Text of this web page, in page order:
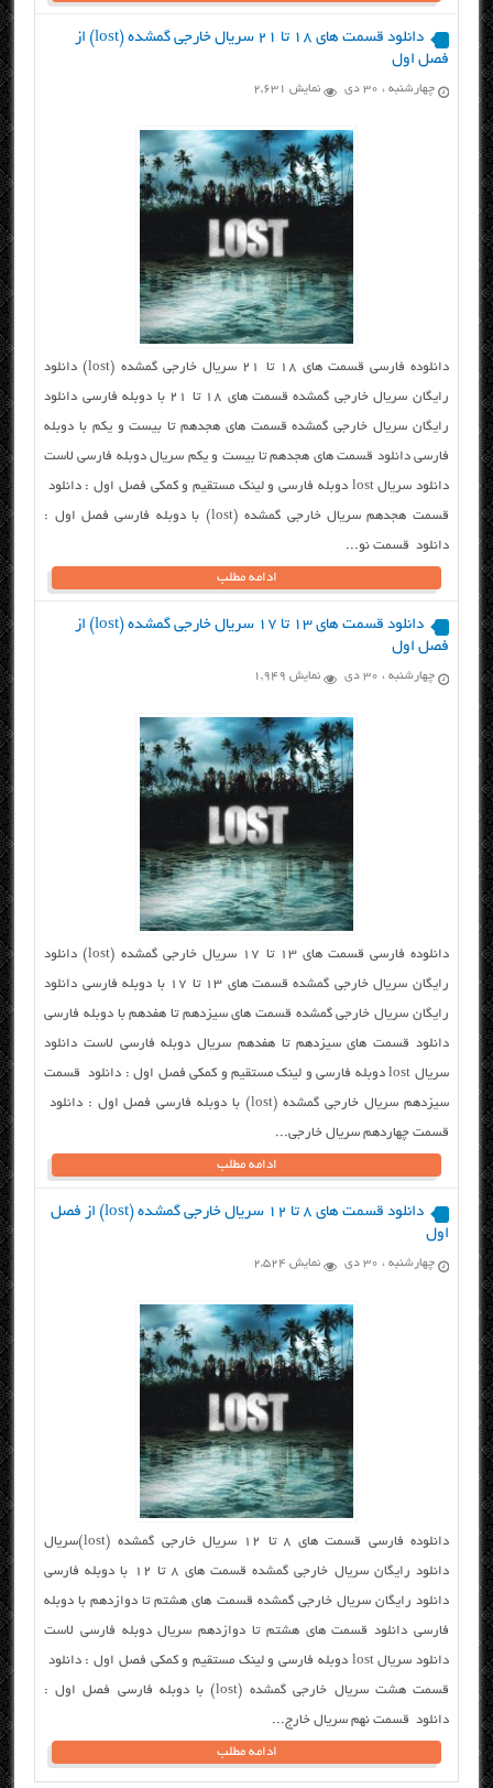
دانلود قسمت های ۱۸ تا ۲۱ سریال خارجی گمشده (lost) از
فصل اول
چهارشنبه ، ۳۰ دی نمایش 2,631
دانلوده فارسی قسمت های ۱۸ تا ۲۱ سریال خارجی گمشده (lost) دانلود
رایگان سریال خارجی گمشده قسمت های ۱۸ تا ۲۱ با دوبله فارسی دانلود
رایگان سریال خارجی گمشده قسمت های هجدهم تا بیست و یکم با دوبله
فارسی دانلود قسمت های هجدهم تا بیست و یکم سریال دوبله فارسی لاست
دانلود سریال lost دوبله فارسی و لینک مستقیم و کمکی فصل اول : دانلود
قسمت هجدهم سریال خارجی گمشده (lost) با دوبله فارسی فصل اول :
دانلود قسمت نو...
ادامه مطلب
دانلود قسمت های ۱۳ تا ۱۷ سریال خارجی گمشده (lost) از
فصل اول
چهارشنبه ، ۳۰ دی نمایش 1,949
دانلوده فارسی قسمت های ۱۳ تا ۱۷ سریال خارجی گمشده (lost) دانلود
رایگان سریال خارجی گمشده قسمت های ۱۳ تا ۱۷ با دوبله فارسی دانلود
رایگان سریال خارجی گمشده قسمت های سیزدهم تا هفدهم با دوبله فارسی
دانلود قسمت های سیزدهم تا هفدهم سریال دوبله فارسی لاست دانلود
سریال lost دوبله فارسی و لینک مستقیم و کمکی فصل اول : دانلود قسمت
سیزدهم سریال خارجی گمشده (lost) با دوبله فارسی فصل اول : دانلود
قسمت چهاردهم سریال خارجی...
ادامه مطلب
دانلود قسمت های ۸ تا ۱۲ سریال خارجی گمشده (lost) از فصل
اول
چهارشنبه ، ۳۰ دی نمایش 2,524
دانلوده فارسی قسمت های ۸ تا ۱۲ سریال خارجی گمشده (lost)سریال
دانلود رایگان سریال خارجی گمشده قسمت های ۸ تا ۱۲ با دوبله فارسی
دانلود رایگان سریال خارجی گمشده قسمت های هشتم تا دوازدهم با دوبله
فارسی دانلود قسمت های هشتم تا دوازدهم سریال دوبله فارسی لاست
دانلود سریال lost دوبله فارسی و لینک مستقیم و کمکی فصل اول : دانلود
قسمت هشت سریال خارجی گمشده (lost) با دوبله فارسی فصل اول :
دانلود قسمت نهم سریال خارج...
ادامه مطلب